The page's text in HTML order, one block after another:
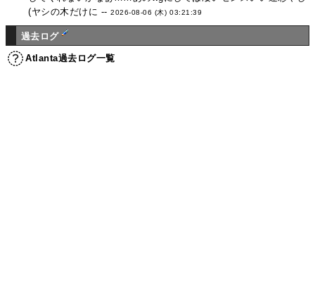
(ヤシの木だけに --2026-08-06 (木) 03:21:39
過去ログ
Atlanta過去ログ一覧